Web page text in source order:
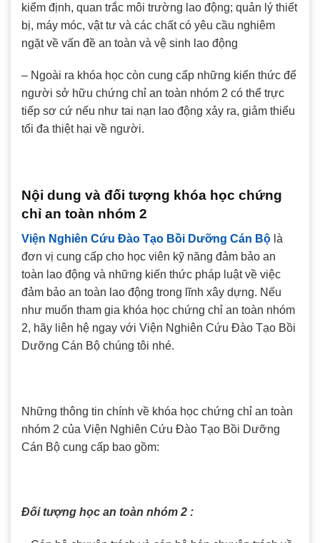
kiểm định, quan trắc môi trường lao động; quản lý thiết
bị, máy móc, vật tư và các chất có yêu cầu nghiêm
ngặt về vấn đề an toàn và vệ sinh lao động
– Ngoài ra khóa học còn cung cấp những kiến thức để
người sở hữu chứng chỉ an toàn nhóm 2 có thể trực
tiếp sơ cứ nếu như tai nạn lao động xảy ra, giảm thiểu
tối đa thiệt hại về người.
Nội dung và đối tượng khóa học chứng
chỉ an toàn nhóm 2
Viện Nghiên Cứu Đào Tạo Bồi Dưỡng Cán Bộ là
đơn vị cung cấp cho học viên kỹ năng đảm bảo an
toàn lao động và những kiến thức pháp luật về việc
đảm bảo an toàn lao động trong lĩnh xây dựng. Nếu
như muốn tham gia khóa học chứng chỉ an toàn nhóm
2, hãy liên hệ ngay với Viện Nghiên Cứu Đào Tạo Bồi
Dưỡng Cán Bộ chúng tôi nhé.
Những thông tin chính về khóa học chứng chỉ an toàn
nhóm 2 của Viện Nghiên Cứu Đào Tạo Bồi Dưỡng
Cán Bộ cung cấp bao gồm:
Đối tượng học an toàn nhóm 2 :